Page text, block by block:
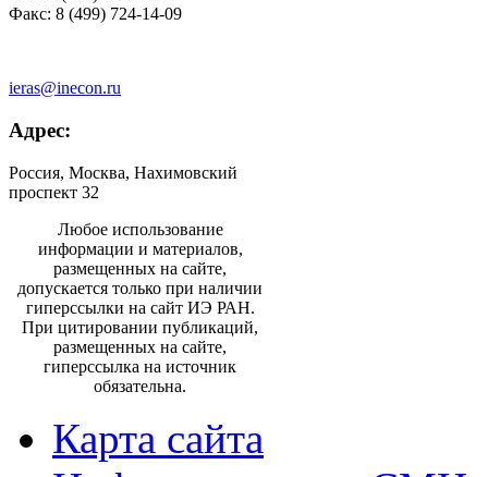
Факс: 8 (499) 724-14-09
ieras@inecon.ru
Адрес:
Россия, Москва, Нахимовский
проспект 32
Любое использование
информации и материалов,
размещенных на сайте,
допускается только при наличии
гиперссылки на сайт ИЭ РАН.
При цитировании публикаций,
размещенных на сайте,
гиперссылка на источник
обязательна.
Карта сайта